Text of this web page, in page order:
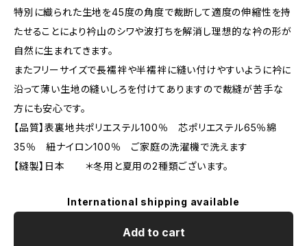
特別に織られた生地を45度の角度で裁断して適度の伸縮性を持
たせることにより衿山のシワや波打ちを解消し理想的な衿の形が
自然に生まれてきます。
またフリーサイズで長襦袢や半襦袢に縫い付けやすいように衿に
沿って薄い生地の縫いしろを付けてありますので裁縫が苦手な
方にも安心です。
【品質】表裏地共ポリエステル100％ 芯ポリエステル65％綿
35％ 紐ナイロン100％ ご家庭の洗濯機で洗えます
【縫製】日本 ＊冬用と夏用の2種類ございます。
International shipping available
Add to cart